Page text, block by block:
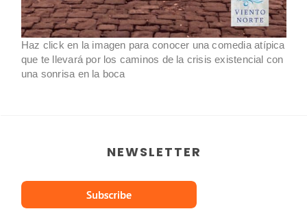
Haz click en la imagen para conocer una comedia atípica
que te llevará por los caminos de la crisis existencial con
una sonrisa en la boca
NEWSLETTER